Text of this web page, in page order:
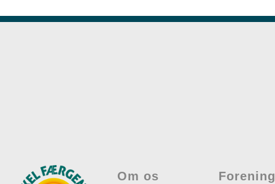
Om os Forening